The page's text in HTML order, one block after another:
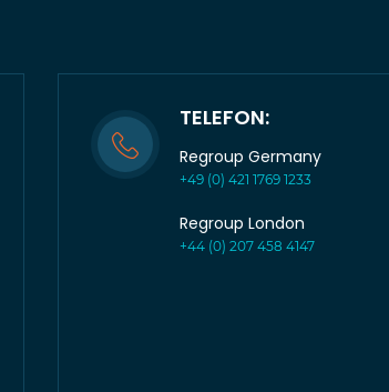
TELEFON:
Regroup Germany
+49 (0) 421 1769 1233
Regroup London
+44 (0) 207 458 4147